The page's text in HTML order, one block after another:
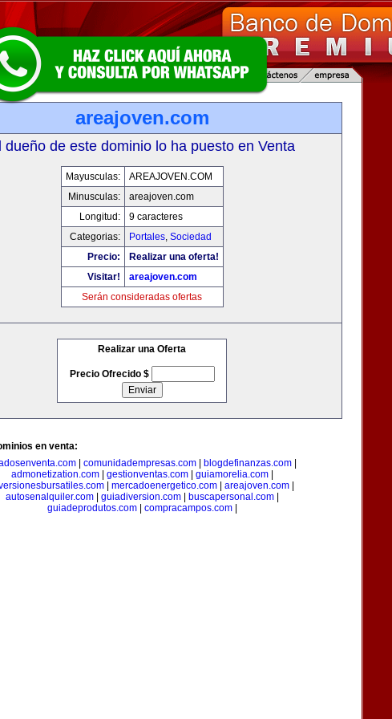
areajoven.com
dueño de este dominio lo ha puesto en Venta
Mayusculas:
AREAJOVEN.COM
Minusculas:
areajoven.com
Longitud:
9 caracteres
Categorias:
Portales, Sociedad
Precio:
Realizar una oferta!
Visitar!
areajoven.com
Serán consideradas ofertas
Realizar una Oferta
Precio Ofrecido $
en venta:
| comunidadempresas.com| blogdefinanzas.com|
admonetization.com| gestionventas.com| guiamorelia.com|
| mercadoenergetico.com| areajoven.com|
autosenalquiler.com| guiadiversion.com| buscapersonal.com|
guiadeprodutos.com| compracampos.com|